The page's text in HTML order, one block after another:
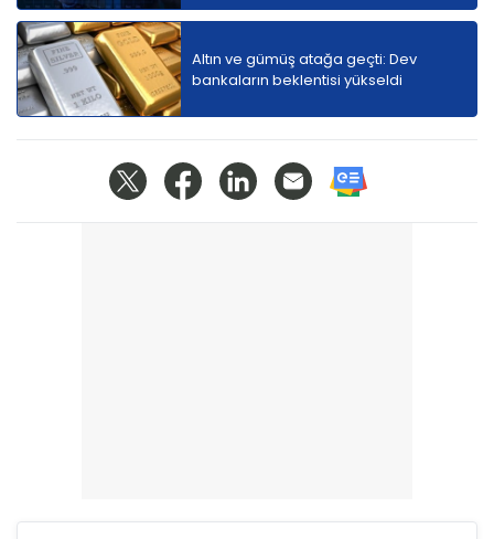
Altın ve gümüş atağa geçti: Dev
bankaların beklentisi yükseldi